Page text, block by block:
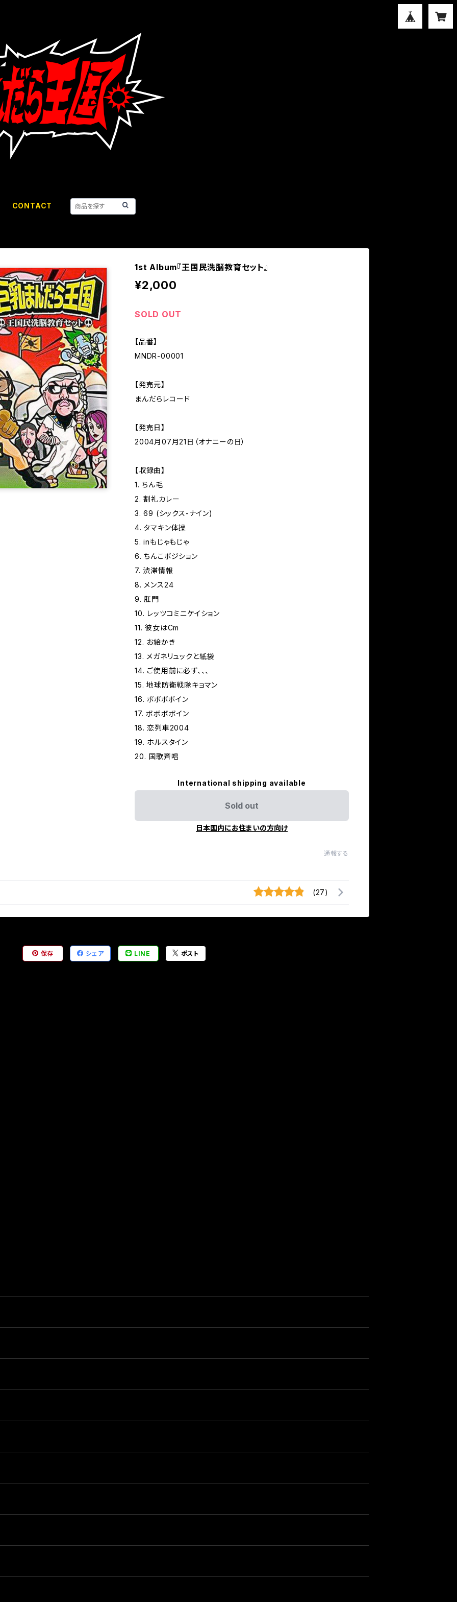
CONTACT
1st Album『王国民洗脳教育セット』
¥2,000
SOLD OUT
【品番】
MNDR-00001
【発売元】
まんだらレコード
【発売日】
2004月07月21日（オナニーの日）
【収録曲】
1. ちん毛
2. 割礼カレー
3. 69 (シックス-ナイン)
4. タマキン体操
5. inもじゃもじゃ
6. ちんこポジション
7. 渋滞情報
8. メンス24
9. 肛門
10. レッツコミニケイション
11. 彼女はCm
12. お絵かき
13. メガネリュックと紙袋
14. ご使用前に必ず、、、
15. 地球防衛戦隊キョマン
16. ポポポボイン
17. ボボボボイン
18. 恋列車2004
19. ホルスタイン
20. 国歌斉唱
International shipping available
Sold out
日本国内にお住まいの方向け
通報する
(27)
保存 シェア LINE ポスト